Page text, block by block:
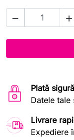
 
Plată sigură
Datele
Livrare
Expediere